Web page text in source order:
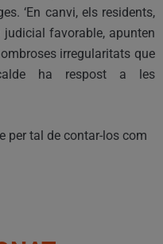
‘En canvi, els residents,
favorable, apunten
irregularitats que
ha respost a les
per tal de contar-los com